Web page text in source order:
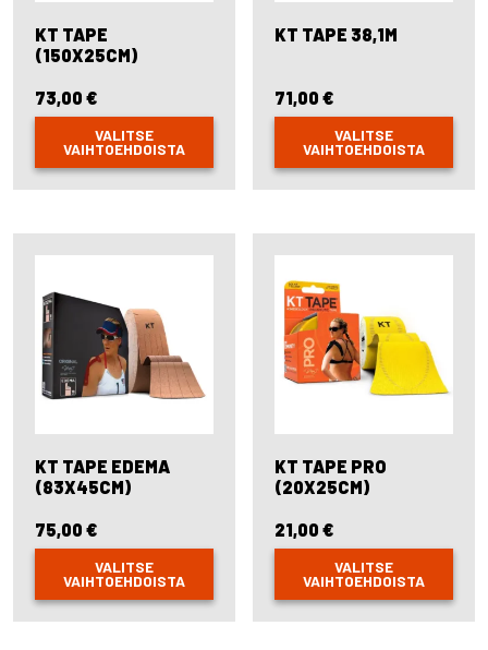
KT TAPE
(150X25CM)
73,00 €
VALITSE
VAIHTOEHDOISTA
This
product
multiple
variants.
options
may
be
chosen
on
the
product
KT TAPE 38,1M
71,00€
VALITSE
VAIHTOEHDOISTA
This
product
multiple
variants.
options
may
be
chosen
on
the
KT TAPE EDEMA
(83X45CM)
75,00 €
VALITSE
VAIHTOEHDOISTA
This
product
KT TAPE PRO
(20X25CM)
21,00€
VALITSE
VAIHTOEHDOISTA
This
product